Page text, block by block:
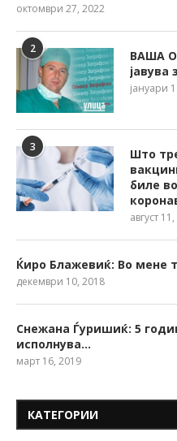
октомври 27, 2022
2
ВАША
јануари
3
Што
биле
август
Ќиро Блажевиќ: Во мене
декември 10, 2018
Снежана Ѓуришиќ: 5
исполнува…
март 16, 2019
КАТЕГОРИИ